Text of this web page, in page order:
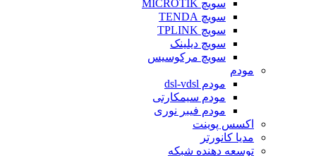
سویچ MICROTIK
سویچ TENDA
سویچ TPLINK
سویچ دیلینک
سویچ مرکوسیس
مودم
مودم dsl-vdsl
مودم سیمکارتی
مودم فیبر نوری
اکسس پوینت
مدیا کانورتر
توسعه دهنده شبکه